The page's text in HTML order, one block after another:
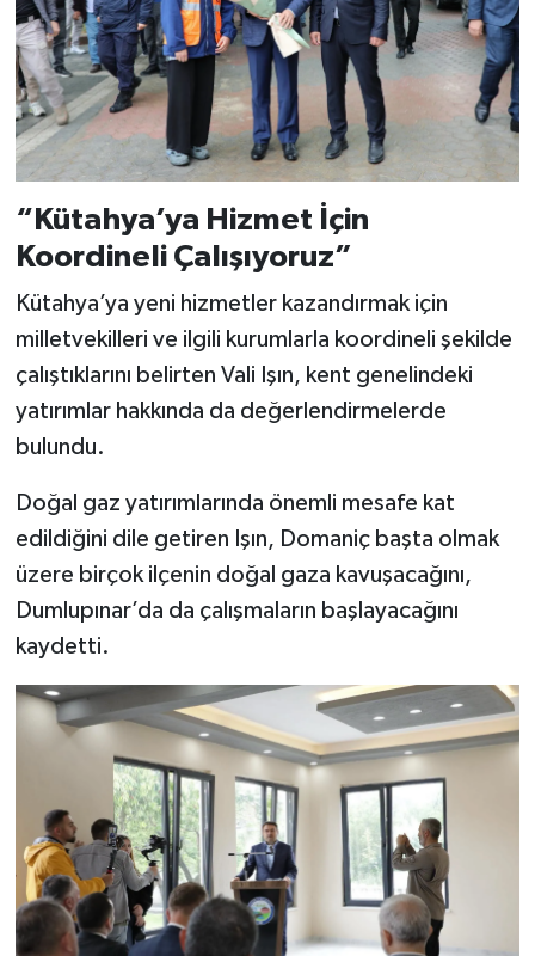
“Kütahya’ya Hizmet İçin
Koordineli Çalışıyoruz”
Kütahya’ya yeni hizmetler kazandırmak için
milletvekilleri ve ilgili kurumlarla koordineli şekilde
çalıştıklarını belirten Vali Işın, kent genelindeki
yatırımlar hakkında da değerlendirmelerde
bulundu.
Doğal gaz yatırımlarında önemli mesafe kat
edildiğini dile getiren Işın, Domaniç başta olmak
üzere birçok ilçenin doğal gaza kavuşacağını,
Dumlupınar’da da çalışmaların başlayacağını
kaydetti.